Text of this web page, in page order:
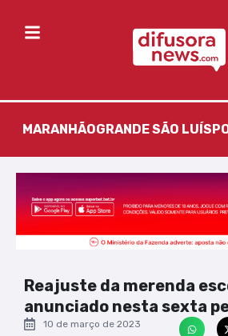
MARANHÃOGRANDE SÃO LUÍS
Reajuste da merenda
anunciado nesta sexta
10 de março de 2023